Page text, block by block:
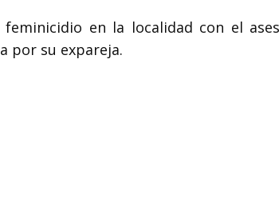
en la localidad con el
por su expareja.